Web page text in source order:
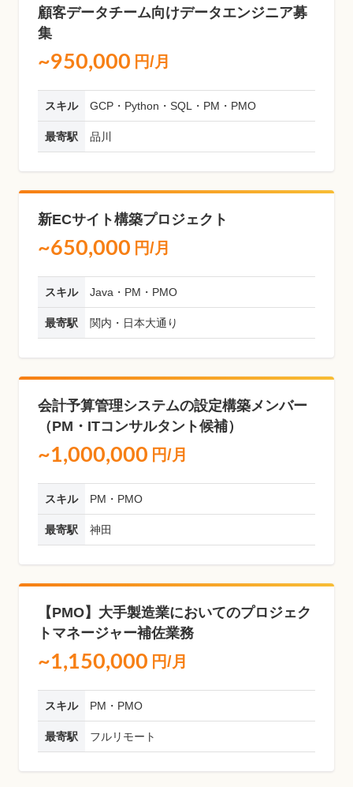
顧客データチーム向けデータエンジニア募
集
~950,000 円/月
スキル GCP・Python・SQL・PM・PMO
最寄駅 品川
新ECサイト構築プロジェクト
~650,000 円/月
スキル Java・PM・PMO
最寄駅 関内・日本大通り
会計予算管理システムの設定構築メンバー
（PM・ITコンサルタント候補）
~1,000,000 円/月
スキル PM・PMO
最寄駅 神田
【PMO】大手製造業においてのプロジェク
トマネージャー補佐業務
~1,150,000 円/月
スキル PM・PMO
最寄駅 フルリモート